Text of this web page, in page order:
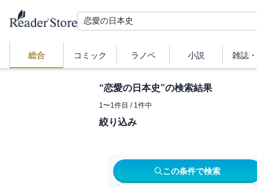
総合 コミック ラノベ 小説 雑誌・
“恋愛の日本史”の検索結果
1〜1件目 / 1件中
絞り込み
この条件で検索